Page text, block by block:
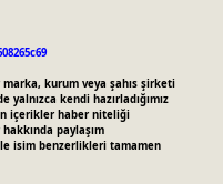
kurum veya şahıs şirketi
kendi hazırladığımız
içerikler haber niteliği
paylaşım
isim benzerlikleri tamamen